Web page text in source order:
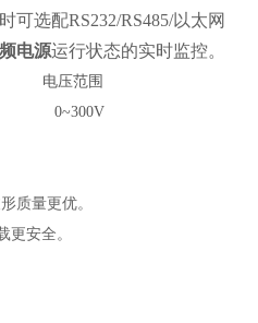
可选配RS232/RS485/以太网
电源运行状态的实时监控。
范围
0~300V
质量更优。
更安全。